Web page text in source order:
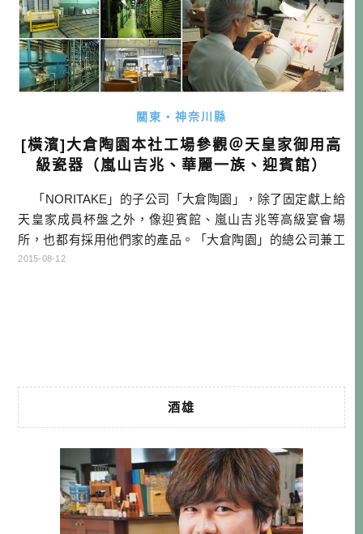
關東・神奈川縣
[橫濱]大倉陶園本社工場參觀＠天皇家御用高
級瓷器（嵐山吉兆、華麗一族、迎賓館）
「NORITAKE」的子公司「大倉陶園」，除了固定獻上給
天皇家成員杯盤之外，像迎賓館、嵐山吉兆等高級宴會場
所，也都有採用他們家的產品。「大倉陶園」的總公司兼工
廠，位於神奈川縣，距離橫濱不是很遠。除了可以參觀工
2015-08-12
酒雄